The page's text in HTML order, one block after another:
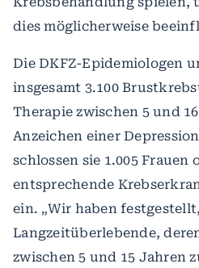
dies möglicherweise
Die DKFZ-Epidemiologen
insgesamt 3.100
Therapie zwischen 5 und
Anzeichen einer
schlossen sie 1.005 Frauen
entsprechende
ein. „Wir haben
Langzeitüberlebende,
zwischen 5 und 15 Jahren